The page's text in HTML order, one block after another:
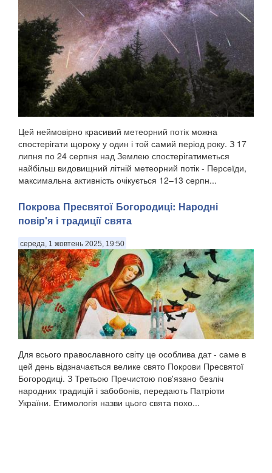
Цей неймовірно красивий метеорний потік можна
спостерігати щороку у один і той самий період року. З 17
липня по 24 серпня над Землею спостерігатиметься
найбільш видовищний літній метеорний потік - Персеїди,
максимальна активність очікується 12–13 серпн...
Покрова Пресвятої Богородиці: Народні
повір'я і традиції свята
середа, 1 жовтень 2025, 19:50
Для всього православного світу це особлива дат - саме в
цей день відзначається велике свято Покрови Пресвятої
Богородиці. З Третьою Пречистою пов'язано безліч
народних традицій і забобонів, передають Патріоти
України. Етимологія назви цього свята похо...